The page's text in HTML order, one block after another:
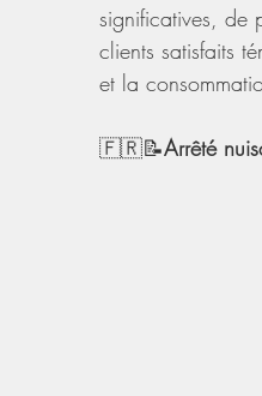
significatives, de
clients satisfaits
et la
🇫🇷📝Arrêté